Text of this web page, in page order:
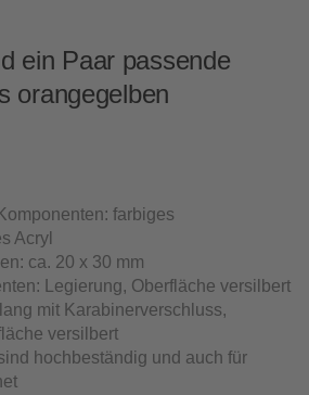
ein Paar passende
orangegelben
farbiges
Acryl
ca. 20 x 30 mm
Legierung, Oberfläche versilbert
mit Karabinerverschluss,
versilbert
hochbeständig und auch für